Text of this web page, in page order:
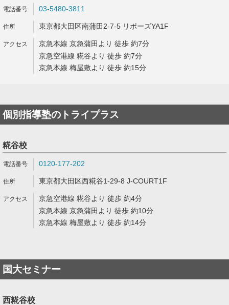
03-5480-3811
東京都大田区南蒲田2-7-5 リポーズYA1F
京急本線 京急蒲田より 徒歩 約7分
京急空港線 糀谷より 徒歩 約7分
京急本線 梅屋敷より 徒歩 約15分
個別指導塾のトライプラス
糀谷校
0120-177-202
東京都大田区西糀谷1-29-8 J-COURT1F
京急空港線 糀谷より 徒歩 約4分
京急本線 京急蒲田より 徒歩 約10分
京急本線 梅屋敷より 徒歩 約14分
国大セミナー
西糀谷校